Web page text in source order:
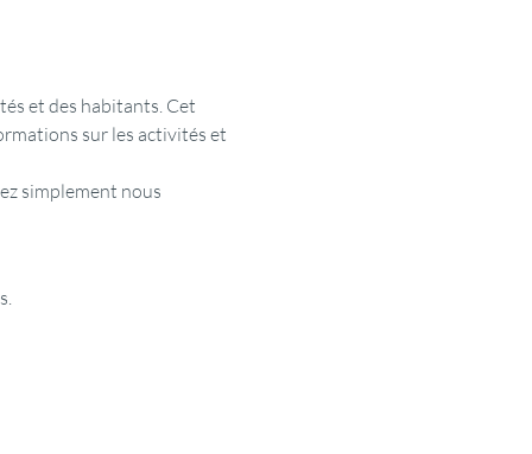
et des habitants. Cet
sur les activités et
simplement nous